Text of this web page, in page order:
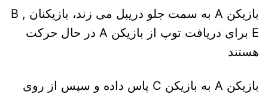
بازیکن A به سمت جلو دریبل می زند، بازیکنان B ,
E برای دریافت توپ از بازیکن A در حال حرکت
هستند
بازیکن A به بازیکن C پاس داده و سپس از روی